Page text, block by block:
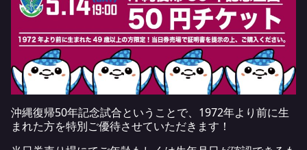
沖縄復帰50年記念試合ということで、1972年より前に生
まれた方を特別ご優待させていただきます！